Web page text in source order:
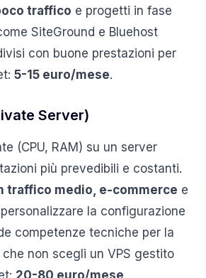
traffico e progetti in fase
SiteGround e Bluehost
con buone prestazioni per
5-15 euro/mese.
Server)
(CPU, RAM) su un server
più prevedibili e costanti.
traffico medio, e-commerce e
la configurazione
competenze tecniche per la
non scegli un VPS gestito
20-80 euro/mese